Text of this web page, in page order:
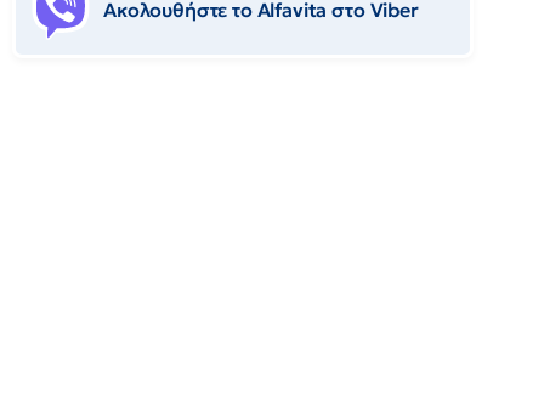
Ακολουθήστε το Αlfavita στο Viber